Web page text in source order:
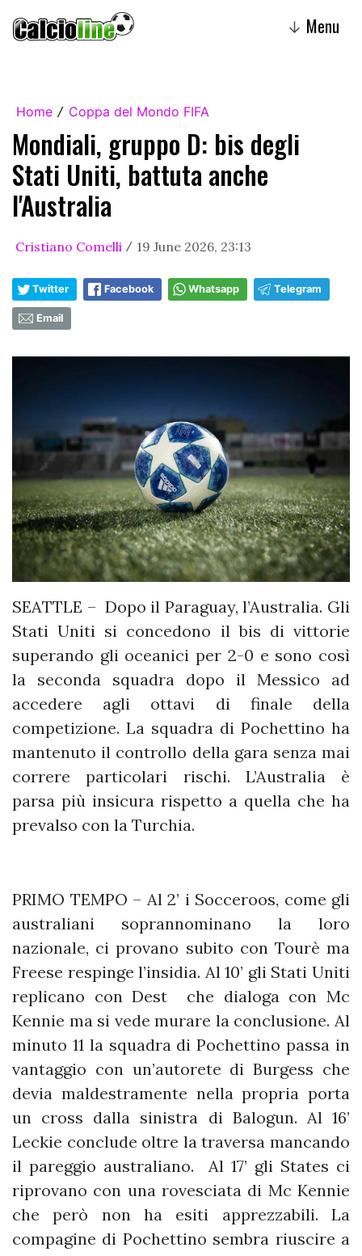
↓ Menu
Home / Coppa del Mondo FIFA
Mondiali, gruppo D: bis degli
Stati Uniti, battuta anche
l'Australia
Cristiano Comelli / 19 June 2026, 23:13
Twitter Facebook Whatsapp Telegram
Email
SEATTLE – Dopo il Paraguay, l’Australia. Gli
Stati Uniti si concedono il bis di vittorie
superando gli oceanici per 2-0 e sono così
la seconda squadra dopo il Messico ad
accedere agli ottavi di finale della
competizione. La squadra di Pochettino ha
mantenuto il controllo della gara senza mai
correre particolari rischi. L’Australia è
parsa più insicura rispetto a quella che ha
prevalso con la Turchia.
PRIMO TEMPO – Al 2’ i Socceroos, come gli
australiani soprannominano la loro
nazionale, ci provano subito con Tourè ma
Freese respinge l’insidia. Al 10’ gli Stati Uniti
replicano con Dest che dialoga con Mc
Kennie ma si vede murare la conclusione. Al
minuto 11 la squadra di Pochettino passa in
vantaggio con un’autorete di Burgess che
devia maldestramente nella propria porta
un cross dalla sinistra di Balogun. Al 16’
Leckie conclude oltre la traversa mancando
il pareggio australiano. Al 17’ gli States ci
riprovano con una rovesciata di Mc Kennie
che però non ha esiti apprezzabili. La
compagine di Pochettino sembra riuscire a